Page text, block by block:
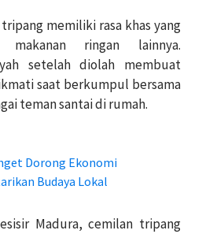
memiliki rasa khas yang
makanan ringan lainnya.
setelah diolah membuat
saat berkumpul bersama
teman santai di rumah.
Dorong Ekonomi
Budaya Lokal
Madura, cemilan tripang